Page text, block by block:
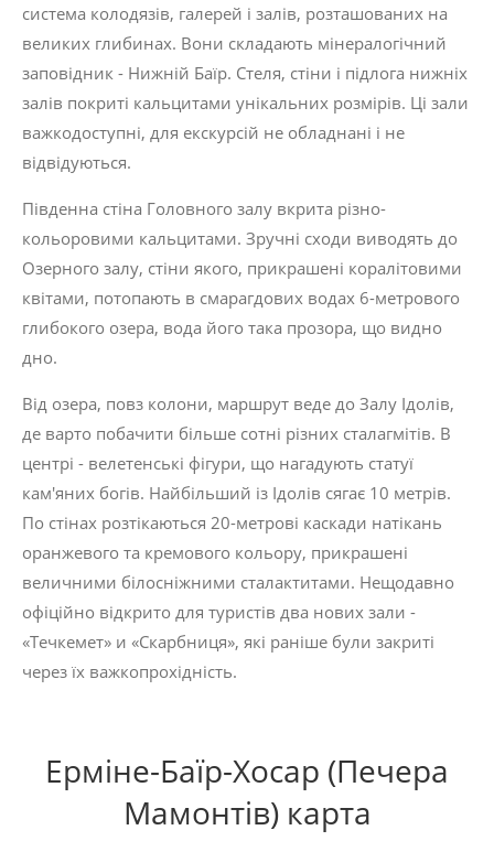
система колодязів, галерей і залів, роз­ташованих на
великих глибинах. Вони складають мінералогічний
заповідник - Ниж­ній Баїр. Стеля, стіни і підлога нижніх
залів покриті кальцитами унікальних розмірів. Ці зали
важкодоступні, для екскурсій не облад­нані і не
відвідуються.
Південна стіна Головного залу вкрита різно­
кольоровими кальцитами. Зручні сходи виво­дять до
Озерного залу, стіни якого, прикрашені коралітовими
квітами, потопають в смарагдо­вих водах 6-метрового
глибокого озера, вода його така прозора, що видно
дно.
Від озера, повз колони, маршрут веде до Залу Ідолів,
де варто побачити більше сотні різних сталагмітів. В
центрі - велетенські фігури, що нагадують статуї
кам'яних богів. Найбільший із Ідолів сягає 10 метрів.
По стінах розтікаються 20-метрові каскади натікань
оранжевого та кремового кольору, прикрашені
величними білосніжними сталактитами. Нещо­давно
офіційно відкрито для туристів два нових зали -
«Течкемет» и «Скарбниця», які раніше були закриті
через їх важкопрохідність.
Ерміне-Баїр-Хосар (Печера
Мамонтів) карта